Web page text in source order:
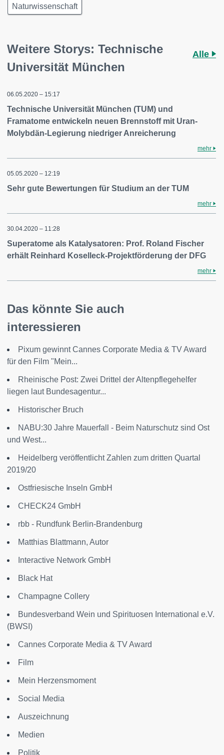
Naturwissenschaft
Weitere Storys: Technische
Universität München
Alle
06.05.2020 – 15:17
Technische Universität München (TUM) und
Framatome entwickeln neuen Brennstoff mit Uran-
Molybdän-Legierung niedriger Anreicherung
mehr
05.05.2020 – 12:19
Sehr gute Bewertungen für Studium an der TUM
mehr
30.04.2020 – 11:28
Superatome als Katalysatoren: Prof. Roland Fischer
erhält Reinhard Koselleck-Projektförderung der DFG
mehr
Das könnte Sie auch
interessieren
Pixum gewinnt Cannes Corporate Media & TV Award
für den Film "Mein...
Rheinische Post: Zwei Drittel der Altenpflegehelfer
liegen laut Bundesagentur...
Historischer Bruch
NABU:30 Jahre Mauerfall - Beim Naturschutz sind Ost
und West...
Heidelberg veröffentlicht Zahlen zum dritten Quartal
2019/20
Ostfriesische Inseln GmbH
CHECK24 GmbH
rbb - Rundfunk Berlin-Brandenburg
Matthias Blattmann, Autor
Interactive Network GmbH
Black Hat
Champagne Collery
Bundesverband Wein und Spirituosen International e.V.
(BWSI)
Cannes Corporate Media & TV Award
Film
Mein Herzensmoment
Social Media
Auszeichnung
Medien
Politik